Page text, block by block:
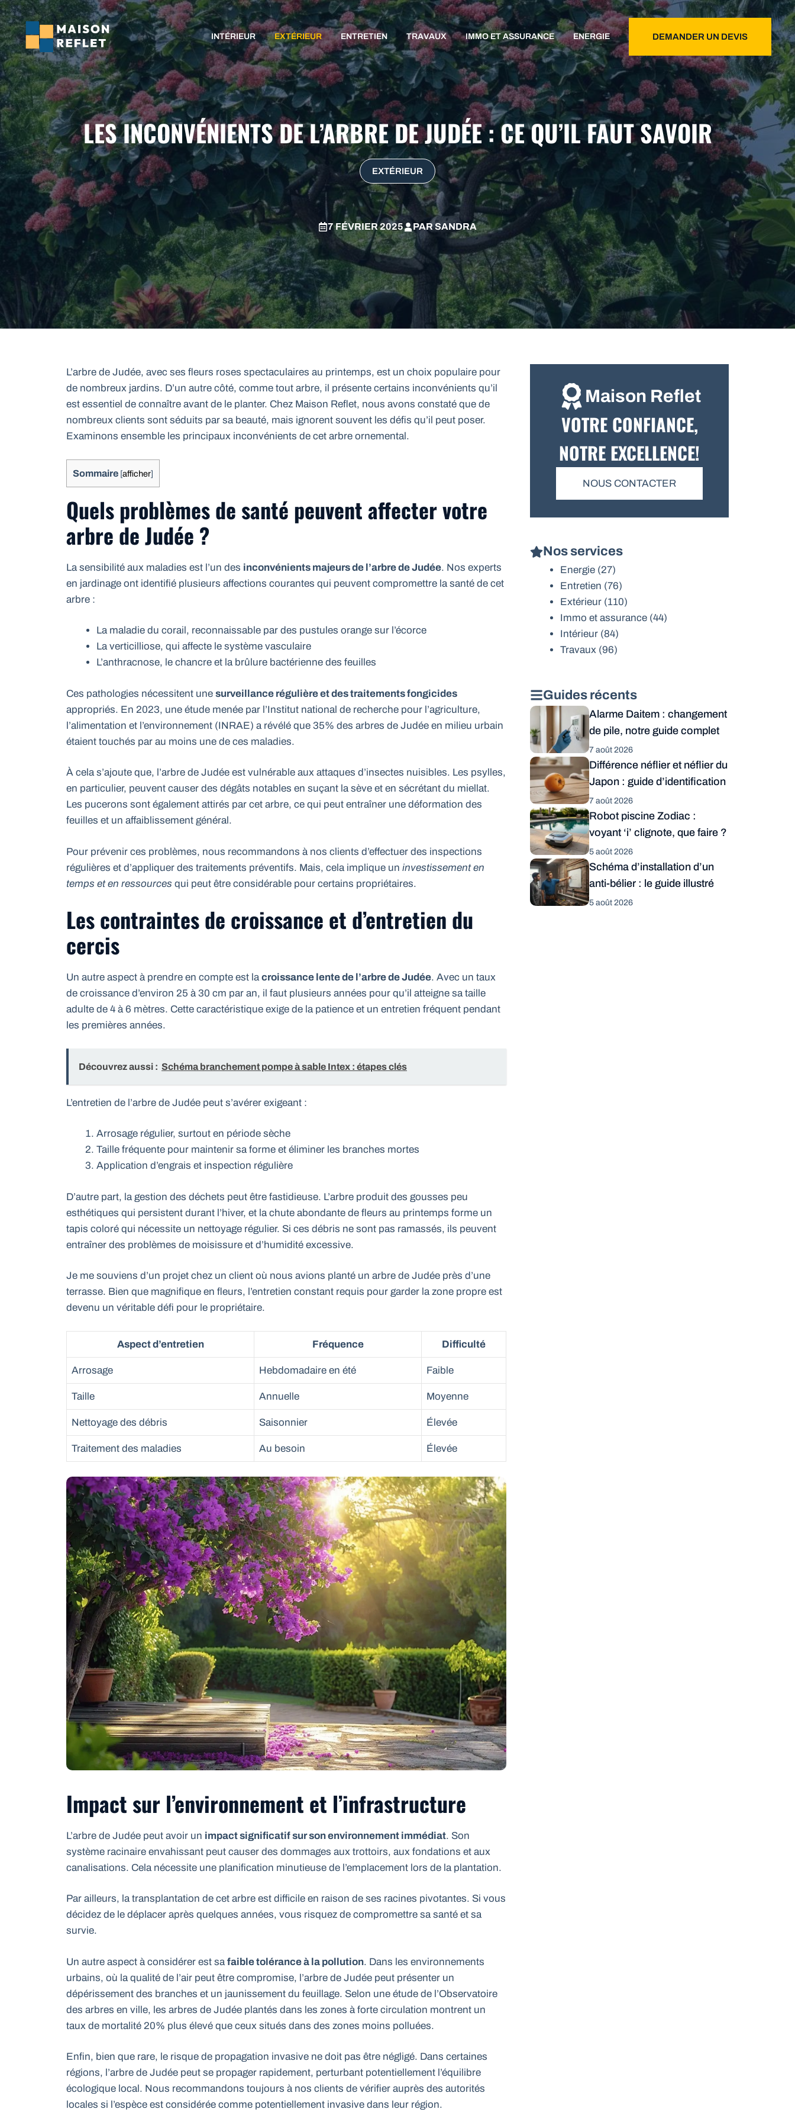
Aller
au
contenu
INTÉRIEUR EXTÉRIEUR ENTRETIEN TRAVAUX IMMO ET ASSURANCE ENERGIE DEMANDER UN DEVIS
LES INCONVÉNIENTS DE L’ARBRE DE JUDÉE : CE QU’IL FAUT SAVOIR
EXTÉRIEUR
7 FÉVRIER 2025 PARSANDRA
L’arbre de Judée, avec ses fleurs roses spectaculaires au printemps, est un choix populaire pour
de nombreux jardins. D’un autre côté, comme tout arbre, il présente certains inconvénients qu’il
est essentiel de connaître avant de le planter. Chez Maison Reflet, nous avons constaté que de
nombreux clients sont séduits par sa beauté, mais ignorent souvent les défis qu’il peut poser.
Examinons ensemble les principaux inconvénients de cet arbre ornemental.
Sommaire [afficher]
Quels problèmes de santé peuvent affecter votre
arbre de Judée ?
La sensibilité aux maladies est l’un des inconvénients majeurs de l’arbre de Judée. Nos experts
en jardinage ont identifié plusieurs affections courantes qui peuvent compromettre la santé de cet
arbre :
La maladie du corail, reconnaissable par des pustules orange sur l’écorce
La verticilliose, qui affecte le système vasculaire
L’anthracnose, le chancre et la brûlure bactérienne des feuilles
Ces pathologies nécessitent une surveillance régulière et des traitements fongicides
appropriés. En 2023, une étude menée par l’Institut national de recherche pour l’agriculture,
l’alimentation et l’environnement (INRAE) a révélé que 35% des arbres de Judée en milieu urbain
étaient touchés par au moins une de ces maladies.
À cela s’ajoute que, l’arbre de Judée est vulnérable aux attaques d’insectes nuisibles. Les psylles,
en particulier, peuvent causer des dégâts notables en suçant la sève et en sécrétant du miellat.
Les pucerons sont également attirés par cet arbre, ce qui peut entraîner une déformation des
feuilles et un affaiblissement général.
Pour prévenir ces problèmes, nous recommandons à nos clients d’effectuer des inspections
régulières et d’appliquer des traitements préventifs. Mais, cela implique un investissement en
temps et en ressources qui peut être considérable pour certains propriétaires.
Les contraintes de croissance et d’entretien du
cercis
Un autre aspect à prendre en compte est lacroissance lente de l’arbre de Judée. Avec un taux
de croissance d’environ 25 à 30 cm par an, il faut plusieurs années pour qu’il atteigne sa taille
adulte de 4 à 6 mètres. Cette caractéristique exige de la patience et un entretien fréquent pendant
les premières années.
Découvrez aussi : Schéma branchement pompe à sable Intex : étapes clés
L’entretien de l’arbre de Judée peut s’avérer exigeant :
Arrosage régulier, surtout en période sèche
Taille fréquente pour maintenir sa forme et éliminer les branches mortes
Application d’engrais et inspection régulière
D’autre part, la gestion des déchets peut être fastidieuse. L’arbre produit des gousses peu
esthétiques qui persistent durant l’hiver, et la chute abondante de fleurs au printemps forme un
tapis coloré qui nécessite un nettoyage régulier. Si ces débris ne sont pas ramassés, ils peuvent
entraîner des problèmes de moisissure et d’humidité excessive.
Je me souviens d’un projet chez un client où nous avions planté un arbre de Judée près d’une
terrasse. Bien que magnifique en fleurs, l’entretien constant requis pour garder la zone propre est
devenu un véritable défi pour le propriétaire.
Aspect d’entretien Fréquence Difficulté
Arrosage Hebdomadaire en été Faible
Taille Annuelle Moyenne
Nettoyage des débris Saisonnier Élevée
Traitement des maladies Au besoin Élevée
Impact sur l’environnement et l’infrastructure
L’arbre de Judée peut avoir un impact significatif sur son environnement immédiat. Son
système racinaire envahissant peut causer des dommages aux trottoirs, aux fondations et aux
canalisations. Cela nécessite une planification minutieuse de l’emplacement lors de la plantation.
Par ailleurs, la transplantation de cet arbre est difficile en raison de ses racines pivotantes. Si vous
décidez de le déplacer après quelques années, vous risquez de compromettre sa santé et sa
survie.
Un autre aspect à considérer est sa faible tolérance à la pollution. Dans les environnements
urbains, où la qualité de l’air peut être compromise, l’arbre de Judée peut présenter un
dépérissement des branches et un jaunissement du feuillage. Selon une étude de l’Observatoire
des arbres en ville, les arbres de Judée plantés dans les zones à forte circulation montrent un
taux de mortalité 20% plus élevé que ceux situés dans des zones moins polluées.
Enfin, bien que rare, le risque de propagation invasive ne doit pas être négligé. Dans certaines
régions, l’arbre de Judée peut se propager rapidement, perturbant potentiellement l’équilibre
écologique local. Nous recommandons toujours à nos clients de vérifier auprès des autorités
locales si l’espèce est considérée comme potentiellement invasive dans leur région.
Maison Reflet
VOTRE CONFIANCE,
NOTRE EXCELLENCE!
NOUS CONTACTER
Nos services
Energie (27)
Entretien (76)
Extérieur (110)
Immo et assurance (44)
Intérieur (84)
Travaux (96)
Guides récents
Alarme Daitem : changement
de pile, notre guide complet
7 août 2026
Différence néflier et néflier du
Japon : guide d’identification
7 août 2026
Robot piscine Zodiac :
voyant ‘i’ clignote, que faire ?
5 août 2026
Schéma d’installation d’un
anti-bélier : le guide illustré
5 août 2026